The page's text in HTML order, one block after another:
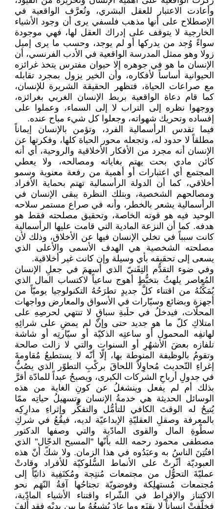
وأعادت الاعتبار للعقل البشري، وتُعرَّف الواقعية في
الإصطلاح على أنها مذهب فلسفي يرى أن وجود الأشياء
الخارجية لا يتوقف على إدراك العقل لها، فهي موجودة
سواءً وُجد من يدركها أو لم يوجد، وحسب ما يرى إميل
زولا وهو ممثل المدرسة الواقعية في الأدب الفرنسي، أن
الإنسان ما هو في جوهره إلا حيوان مفترس يتخذ غرائزه
الحيوانية أساساً لأفكاره، وأن الخير يزول بمجرد تقابله
مع صراعات الحياة، فتظهر الحقيقة الشريرة للإنسان،
كما قام دعاة الواقعية بربط الإنسان الغربي بغرائزه،
ووجهوا نظره إلى التراب لا إلى السماء، وعملوا على
إفساده وتحريك شهواته، وجعلوا كل شيء مباح عنده.
فيما تقدس الرأسمالية الفرد، وتؤمن بالإنسان إيماناً
مطلقاً لا حدود له، وتجعله محور الحياة كلها، وفكرتها عن
الإنسان أنه مجرد من الأفكار الأخلاقية والروحية، أي أنه
كائن مادي بحت يهتم بغاياته ومصالحه، ولا يعطي
المجتمع أي اعتبارات أو أهمية من رفعة معنوية وسمو
أخلاقي، كما أن الدولة الرأسمالية تهتم بحماية الأفراد
ومصالحهم الشخصية، وبتلك النظرة يبقى الإنسان في
الرأسمالية يشعر بالخطر، وأنه في صراع مستمر سلاحه
الوحيد فيه هو قوته الخاصة، وتحقيق مصلحته فقط هو
هدفه. كما أن النزعة المادية التي قامت عليها الرأسمالية
كانت سبباً في تخلي الإنسان فيها عن الأخلاق، وذلك لأن
مصلحته الشخصية هي الهدف الأسمى والأعلى الذي
يسعى إلى تحقيقه بأي وسيلة وإن كانت غير أخلاقية.
وفي ضوء التقدُّم التِقَنيّ الذي أسهمَ في جعلِ الإنسان
المُعاصر يلهثُ بتخبُّطٍ أهوج ساعياً لاكتساب المال الذي
يُمَكِّنُهُ من اقتناء كلَّ جديدٍ تطرَحُهُ التكنولوجيا يوميّاً من
أجهزة وبضائع وسيّارات في الأسواق والمعارض وواجهات
المحلّات، فيدخلُ في حلَبةِ سباقٍ لا تنتهي لحرصِهِ على
امتلاكِ كلّ ما هو جديد حتى وإنْ لم يمضِ على شرائِهِ
لهاتفِه المحمول أو ساعتِه الذكيّة أو سيّارتِه أو شاشة
تلفازه بعضَ الأشهُرِ أو السنوات والتي لا زالت صالحة
وتقومُ بالوظيفة المنوطة بها، إلّا أنّه لا يستطيعُ مُقاومةَ
إغراءِ التّحديث مُحاوِلاً اللحاقَ بركْبِ التطوّر الذي يصُبُّ
في جدولِ أرباحِ الشركات الكبرى، ويصبحُ عبداً للمادّة أقرَّ
بذلك أم لم يفعل وينشغلُ عن كونِ الغاية من هذه
الوسائل الحديثة هي خدمةُ الإنسان وتسهيلُ حياتِه ممّا
يُتيحُ له الوقتَ الكافي للتأمُّل والتفكُّر وإثراءِ مدارِكِه
بالمعرفة وصقلِ العقليّةِ الإبداعيّة لديه، فيقُعُ في شركِ
سطْوةِ المال والقوى المادّية والتي وصفها الدكتور
مصطفى محمود رحمه الله بأنّها "المسيح الدجّال" الذي
افتُتِنَ الناسُ به وعبَدُوه في هذا الزمان. ولا شكّ أنّ هذه
العبوديّة أثّرتْ على الأنماط السُّلوكيّة للأفراد وقادتْ
عمليّةَ التحوُّل من مجتمعات مُنتِجة ومُكتَفِية ذاتيّاً إلى
مُجتمعات مُستهلِكة وفوضويّة تجتاحُها آفةُ النّهَم نحو
الاكتناز والإفراط في الشّراء واقتناء الأشياء المادّية،
فخلّفتْ إنساناً لا يقنَع وما عادَ يُشبِعُهُ ما بين يديْه فقد أَلِفَ